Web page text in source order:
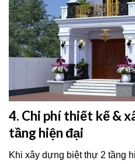
4. Chi phí thiết kế &
tầng hiện đại
Khi xây dựng biệt thự 2 tầng